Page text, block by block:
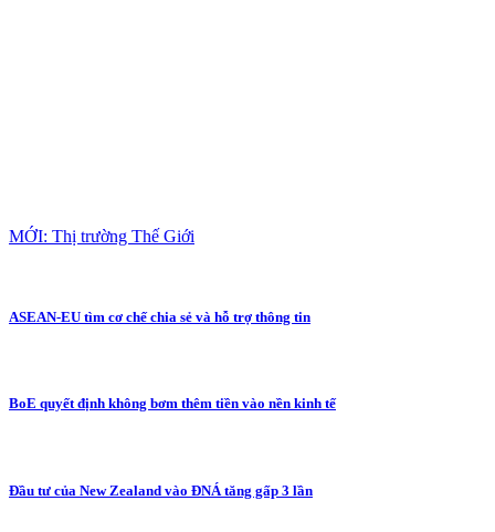
MỚI: Thị trường Thế Giới
ASEAN-EU tìm cơ chế chia sẻ và hỗ trợ thông tin
BoE quyết định không bơm thêm tiền vào nền kinh tế
Đầu tư của New Zealand vào ĐNÁ tăng gấp 3 lần